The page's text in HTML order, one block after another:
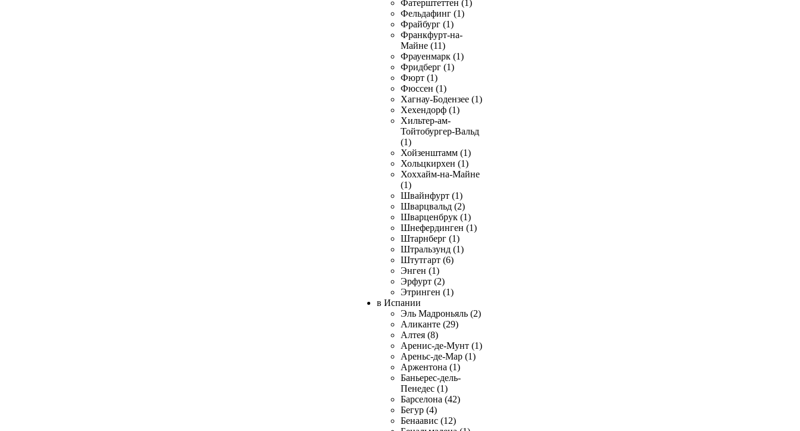
Фатерштеттен (1)
Фельдафинг (1)
Фрайбург (1)
Франкфурт-на-
Майне (11)
Фрауенмарк (1)
Фридберг (1)
Фюрт (1)
Фюссен (1)
Хагнау-Бодензее (1)
Хехендорф (1)
Хильтер-ам-
Тойтобургер-Вальд
(1)
Хойзенштамм (1)
Хольцкирхен (1)
Хоххайм-на-Майне
(1)
Швайнфурт (1)
Шварцвальд (2)
Шварценбрук (1)
Шнефердинген (1)
Штарнберг (1)
Штральзунд (1)
Штутгарт (6)
Энген (1)
Эрфурт (2)
Этринген (1)
в Испании
Эль Мадроньяль (2)
Аликанте (29)
Алтея (8)
Аренис-де-Мунт (1)
Ареньс-де-Мар (1)
Аржентона (1)
Баньерес-дель-
Пенедес (1)
Барселона (42)
Бегур (4)
Бенаавис (12)